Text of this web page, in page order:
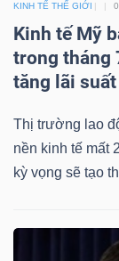
KINH TẾ THẾ GIỚI
Kinh tế Mỹ
trong tháng
tăng lãi suất
Thị trường lao
nền kinh tế mất
kỳ vọng sẽ tạo